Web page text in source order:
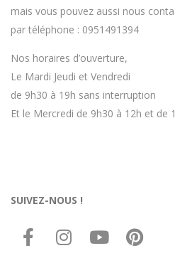
mais vous pouvez aussi nous
par téléphone : 0951491394
Nos horaires d’ouverture,
Le Mardi Jeudi et Vendredi
de 9h30 à 19h sans interruption
Et le Mercredi de 9h30 à 12h et de
SUIVEZ-NOUS !